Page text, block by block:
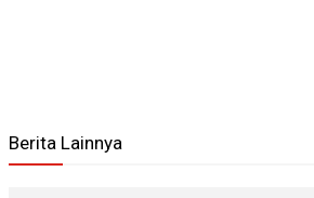
Berita Lainnya